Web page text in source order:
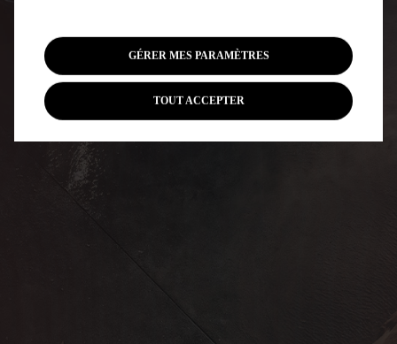
GÉRER MES PARAMÈTRES
TOUT ACCEPTER